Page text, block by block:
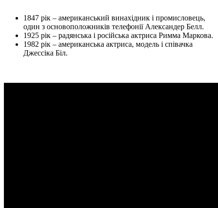
1847 рік – американський винахідник і промисловець,
один з основоположників телефонії Александер Белл.
1925 рік – радянська і російська актриса Римма Маркова.
1982 рік – американська актриса, модель і співачка
Джессіка Біл.